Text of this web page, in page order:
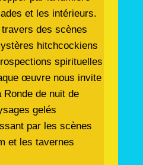
et les intérieurs.
des scènes
hitchcockiens
spirituelles
œuvre nous invite
de nuit de
gelés
par les scènes
et les tavernes